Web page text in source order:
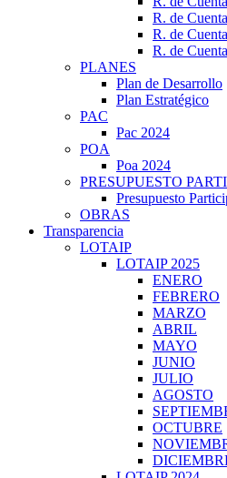
R. de
R. de
R. de
PLANES
Plan de Desarrollo
Plan Estratégico
PAC
Pac 2024
POA
Poa 2024
PRESUPUESTO
Presupuesto
OBRAS
Transparencia
LOTAIP
LOTAIP 2025
ENERO
FEBRERO
MARZO
ABRIL
MAYO
JUNIO
JULIO
AGOSTO
OCTUBRE